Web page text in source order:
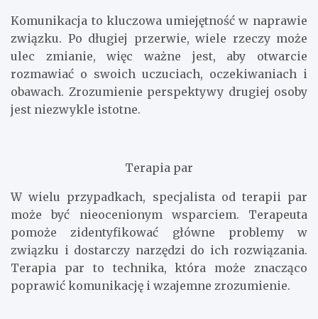
Komunikacja to kluczowa umiejętność w naprawie
związku. Po długiej przerwie, wiele rzeczy może
ulec zmianie, więc ważne jest, aby otwarcie
rozmawiać o swoich uczuciach, oczekiwaniach i
obawach. Zrozumienie perspektywy drugiej osoby
jest niezwykle istotne.
Terapia par
W wielu przypadkach, specjalista od terapii par
może być nieocenionym wsparciem. Terapeuta
pomoże zidentyfikować główne problemy w
związku i dostarczy narzędzi do ich rozwiązania.
Terapia par to technika, która może znacząco
poprawić komunikację i wzajemne zrozumienie.